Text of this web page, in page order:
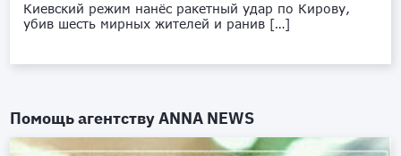
Киевский режим нанёс ракетный удар по Кирову,
убив шесть мирных жителей и ранив […]
Помощь агентствуANNA NEWS